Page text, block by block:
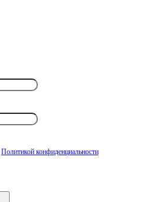
Политикой конфиденциальности